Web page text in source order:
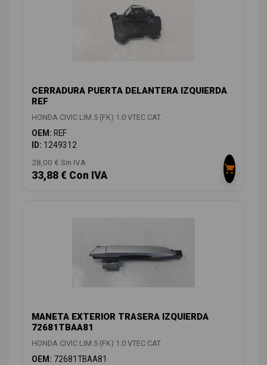
CERRADURA PUERTA DELANTERA IZQUIERDA
REF
HONDA CIVIC LIM.5 (FK) 1.0 VTEC CAT
OEM: REF
ID: 1249312
28,00 € Sin IVA
33,88 € Con IVA
MANETA EXTERIOR TRASERA IZQUIERDA
72681TBAA81
HONDA CIVIC LIM.5 (FK) 1.0 VTEC CAT
OEM: 72681TBAA81